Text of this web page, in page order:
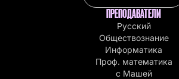
ПРЕПОДАВАТЕЛИ
Русский
Обществознание
Информатика
Проф. математика
с Машей